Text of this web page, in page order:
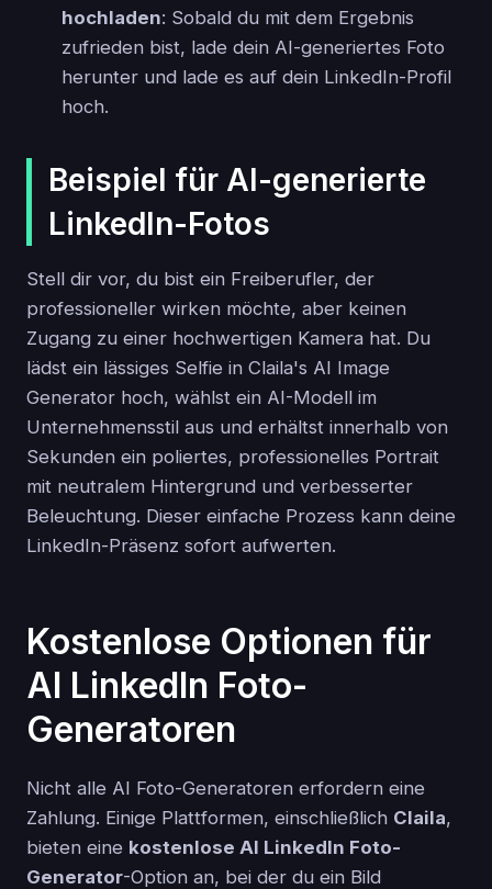
hochladen: Sobald du mit dem Ergebnis
zufrieden bist, lade dein AI-generiertes Foto
herunter und lade es auf dein LinkedIn-Profil
hoch.
Beispiel für AI-generierte
LinkedIn-Fotos
Stell dir vor, du bist ein Freiberufler, der
professioneller wirken möchte, aber keinen
Zugang zu einer hochwertigen Kamera hat. Du
lädst ein lässiges Selfie in Claila's AI Image
Generator hoch, wählst ein AI-Modell im
Unternehmensstil aus und erhältst innerhalb von
Sekunden ein poliertes, professionelles Portrait
mit neutralem Hintergrund und verbesserter
Beleuchtung. Dieser einfache Prozess kann deine
LinkedIn-Präsenz sofort aufwerten.
Kostenlose Optionen für
AI LinkedIn Foto-
Generatoren
Nicht alle AI Foto-Generatoren erfordern eine
Zahlung. Einige Plattformen, einschließlich Claila,
bieten eine kostenlose AI LinkedIn Foto-
Generator-Option an, bei der du ein Bild